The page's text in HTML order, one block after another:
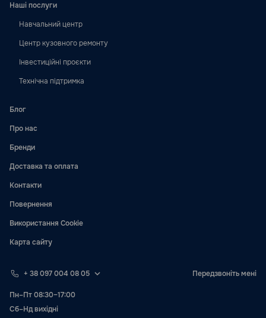
Наші послуги
Навчальний центр
Центр кузовного ремонту
Інвестиційні проєкти
Технічна підтримка
Блог
Про нас
Бренди
Доставка та оплата
Контакти
Повернення
Використання Cookie
Карта сайту
+ 38 097 004 08 05 Передзвоніть мені
Пн–Пт 08:30–17:00
Сб–Нд вихідні